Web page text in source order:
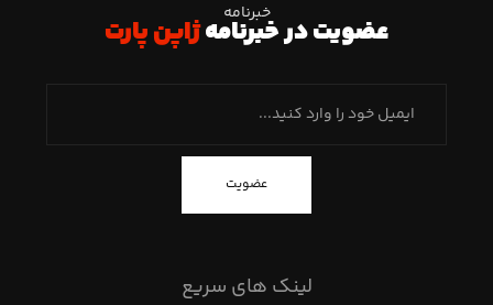
خبرنامه
عضویت در خبرنامهژاپن پارت
عضویت
لینک های سریع